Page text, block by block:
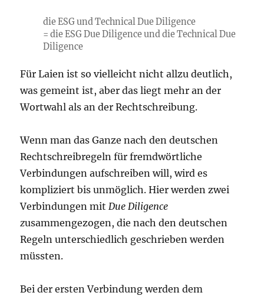
die ESG und Technical Due Diligence
= die ESG Due Diligence und die Technical Due
Diligence
Für Laien ist so vielleicht nicht allzu deutlich,
was gemeint ist, aber das liegt mehr an der
Wortwahl als an der Rechtschreibung.
Wenn man das Ganze nach den deutschen
Rechtschreibregeln für fremdwörtliche
Verbindungen aufschreiben will, wird es
kompliziert bis unmöglich. Hier werden zwei
Verbindungen mitDue Diligence
zusammengezogen, die nach den deutschen
Regeln unterschiedlich geschrieben werden
müssten.
Bei der ersten Verbindung werden dem